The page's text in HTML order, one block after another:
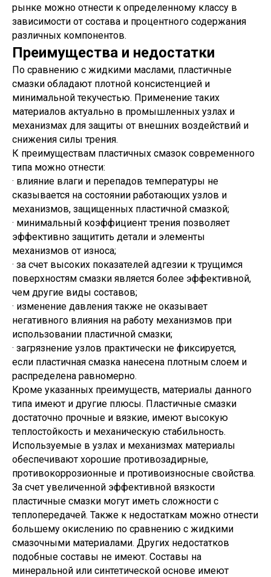
рынке можно отнести к определенному классу в
зависимости от состава и процентного содержания
различных компонентов.
Преимущества и недостатки
По сравнению с жидкими маслами, пластичные
смазки обладают плотной консистенцией и
минимальной текучестью. Применение таких
материалов актуально в промышленных узлах и
механизмах для защиты от внешних воздействий и
снижения силы трения.
К преимуществам пластичных смазок современного
типа можно отнести:
· влияние влаги и перепадов температуры не
сказывается на состоянии работающих узлов и
механизмов, защищенных пластичной смазкой;
· минимальный коэффициент трения позволяет
эффективно защитить детали и элементы
механизмов от износа;
· за счет высоких показателей адгезии к трущимся
поверхностям смазки является более эффективной,
чем другие виды составов;
· изменение давления также не оказывает
негативного влияния на работу механизмов при
использовании пластичной смазки;
· загрязнение узлов практически не фиксируется,
если пластичная смазка нанесена плотным слоем и
распределена равномерно.
Кроме указанных преимуществ, материалы данного
типа имеют и другие плюсы. Пластичные смазки
достаточно прочные и вязкие, имеют высокую
теплостойкость и механическую стабильность.
Используемые в узлах и механизмах материалы
обеспечивают хорошие противозадирные,
противокоррозионные и противоизносные свойства.
За счет увеличенной эффективной вязкости
пластичные смазки могут иметь сложности с
теплопередачей. Также к недостаткам можно отнести
большему окислению по сравнению с жидкими
смазочными материалами. Других недостатков
подобные составы не имеют. Составы на
минеральной или синтетической основе имеют